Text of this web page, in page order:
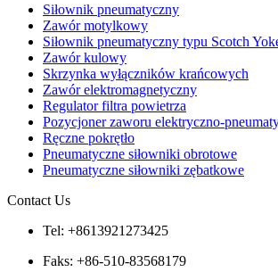
Siłownik pneumatyczny
Zawór motylkowy
Siłownik pneumatyczny typu Scotch
Zawór kulowy
Skrzynka wyłączników krańcowych
Zawór elektromagnetyczny
Regulator filtra powietrza
Pozycjoner zaworu elektryczno-
Ręczne pokrętło
Pneumatyczne siłowniki obrotowe
Pneumatyczne siłowniki zębatkowe
Contact Us
Tel: +8613921273425
Faks: +86-510-83568179